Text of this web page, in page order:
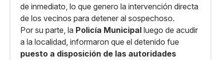
de inmediato, lo que genero la intervención directa
de los vecinos para detener al sospechoso.
Por su parte, la Policía Municipal luego de acudir
a la localidad, informaron que el detenido fue
puesto a disposición de las autoridades